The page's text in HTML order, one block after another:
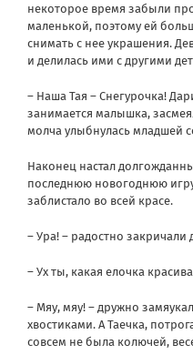
некоторое время забыли
маленькой, поэтому ей
снимать с нее украшения.
и делилась ими с другими
– Наша Тая – Снегурочка!
занимается малышка,
молча улыбнулась младшей
Наконец настал
последнюю новогоднюю
заблистало во всей красе.
– Ура! – радостно закричали
– Ух ты, какая елочка
– Мяу, мяу! – дружно
хвостиками. А Таечка,
совсем не была колючей,